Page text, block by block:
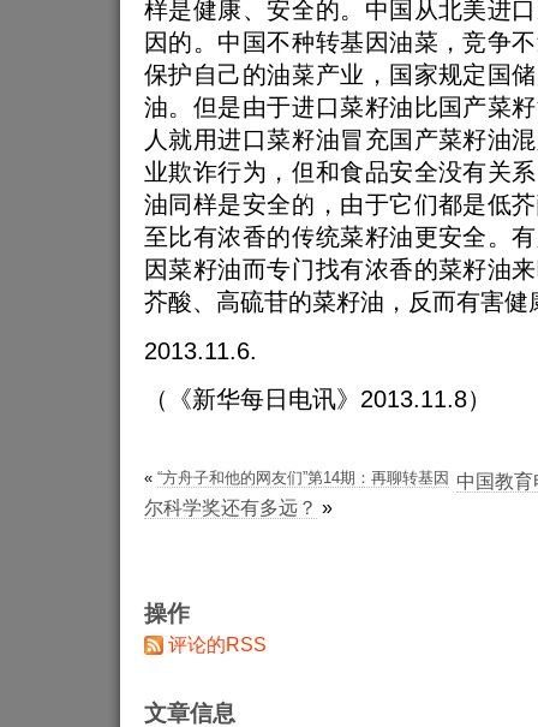
样是健康、安全的。中国从北美进
因的。中国不种转基因油菜，竞争
保护自己的油菜产业，国家规定国
油。但是由于进口菜籽油比国产菜
人就用进口菜籽油冒充国产菜籽油
业欺诈行为，但和食品安全没有关
油同样是安全的，由于它们都是低
至比有浓香的传统菜籽油更安全。
因菜籽油而专门找有浓香的菜籽油
芥酸、高硫苷的菜籽油，反而有害健
2013.11.6.
（《新华每日电讯》2013.11.8）
« “方舟子和他的网友们”第14期：再聊转基因 中国教育
尔科学奖还有多远？ »
操作
评论的RSS
文章信息